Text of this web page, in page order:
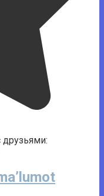
друзьями: